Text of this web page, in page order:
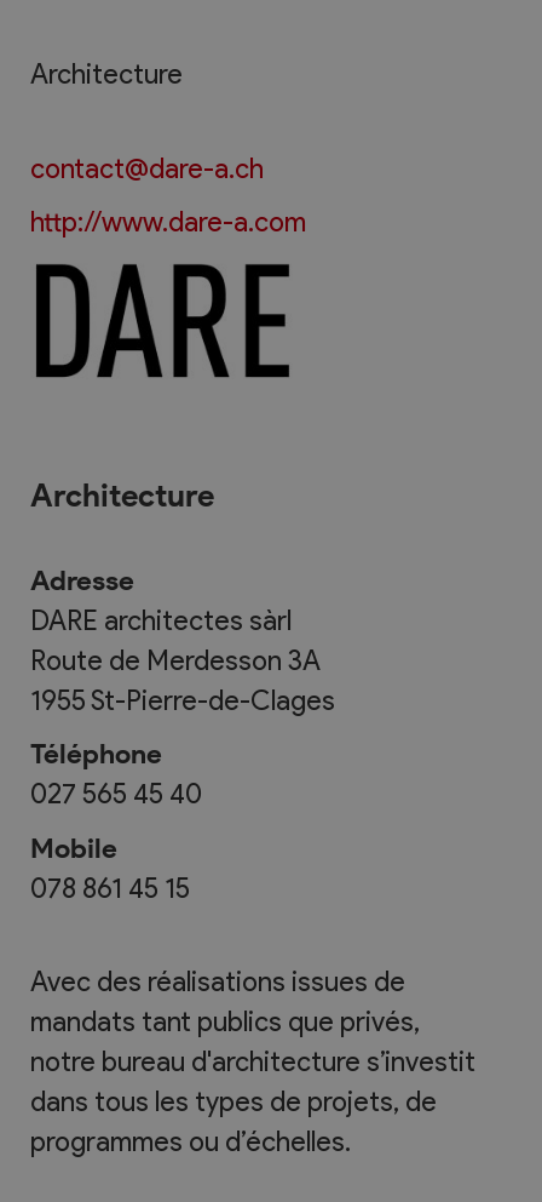
Architecture
contact@dare-a.ch
http://www.dare-a.com
Architecture
Adresse
DARE architectes sàrl
Route de Merdesson 3A
1955St-Pierre-de-Clages
Téléphone
027 565 45 40
Mobile
078 861 45 15
Avec des réalisations issues de
mandats tant publics que privés,
notre bureau d'architecture s’investit
dans tous les types de projets, de
programmes ou d’échelles.